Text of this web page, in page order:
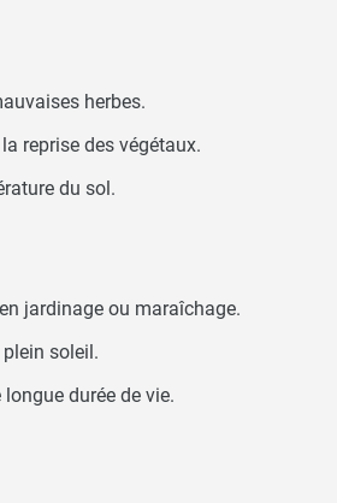
herbes.
reprise des végétaux.
du sol.
jardinage ou maraîchage.
soleil.
durée de vie.